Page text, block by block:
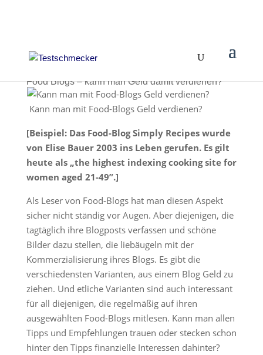
Food Blogs – kann man Geld damit verdienen?
Kann man mit Food-Blogs Geld verdienen?
[Beispiel: Das Food-Blog Simply Recipes wurde
von Elise Bauer 2003 ins Leben gerufen. Es gilt
heute als „the highest indexing cooking site for
women aged 21-49”.]
Als Leser von Food-Blogs hat man diesen Aspekt
sicher nicht ständig vor Augen. Aber diejenigen, die
tagtäglich ihre Blogposts verfassen und schöne
Bilder dazu stellen, die liebäugeln mit der
Kommerzialisierung ihres Blogs. Es gibt die
verschiedensten Varianten, aus einem Blog Geld zu
ziehen. Und etliche Varianten sind auch interessant
für all diejenigen, die regelmäßig auf ihren
ausgewählten Food-Blogs mitlesen. Kann man allen
Tipps und Empfehlungen trauen oder stecken schon
hinter den Tipps finanzielle Interessen dahinter?